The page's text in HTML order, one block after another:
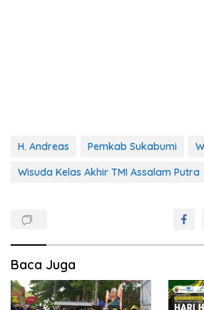
H. Andreas Pemkab Sukabumi
Wisuda Kelas Akhir TMI Assalam Putra
Baca Juga